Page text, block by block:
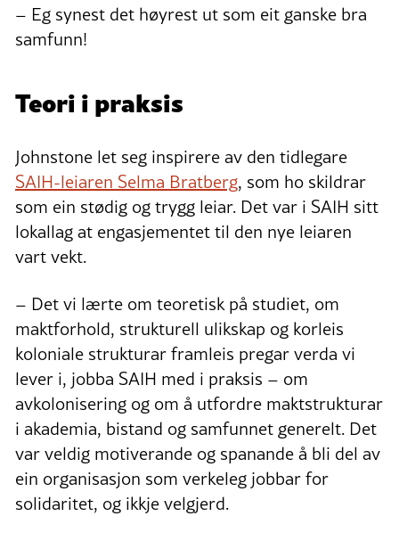
– Eg synest det høyrest ut som eit ganske bra
samfunn!
Teori i praksis
Johnstone let seg inspirere av den tidlegare
SAIH-leiaren Selma Bratberg, som ho skildrar
som ein stødig og trygg leiar. Det var i SAIH sitt
lokallag at engasjementet til den nye leiaren
vart vekt.
– Det vi lærte om teoretisk på studiet, om
maktforhold, strukturell ulikskap og korleis
koloniale strukturar framleis pregar verda vi
lever i, jobba SAIH med i praksis – om
avkolonisering og om å utfordre maktstrukturar
i akademia, bistand og samfunnet generelt. Det
var veldig motiverande og spanande å bli del av
ein organisasjon som verkeleg jobbar for
solidaritet, og ikkje velgjerd.